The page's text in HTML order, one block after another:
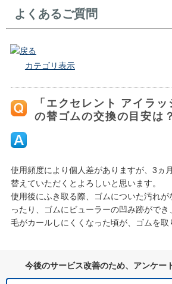
よくあるご質問
戻る
カテゴリ表示
「エクセレント アイラッ
の替ゴムの交換の目安は？
使用頻度により個人差がありますが、3ヵ
替えていただくとよろしいと思います。
使用後にふき取る際、ゴムについた汚れ
ったり、ゴムにビューラーの凹み跡がで
毛がカールしにくくなった頃が、ゴムを取
今後のサービス改善のため、アンケー